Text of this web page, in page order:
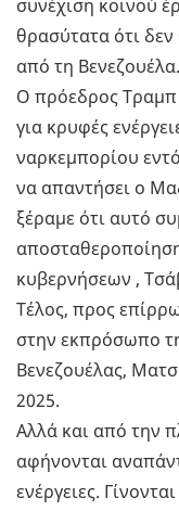
συνέχιση κοινού
θρασύτατα ότι
από τη Βενεζουέλα.
Ο πρόεδρος
για κρυφές
ναρκεμπορίου
να απαντήσει ο
ξέραμε ότι αυτό
κυβερνήσεων ,
Τέλος, προς
στην εκπρόσωπο
Βενεζουέλας,
2025.
Αλλά και από την
αφήνονται
ενέργειες.